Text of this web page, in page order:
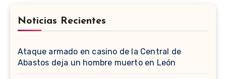
Noticias Recientes
Ataque armado en casino de la Central de
Abastos deja un hombre muerto en León